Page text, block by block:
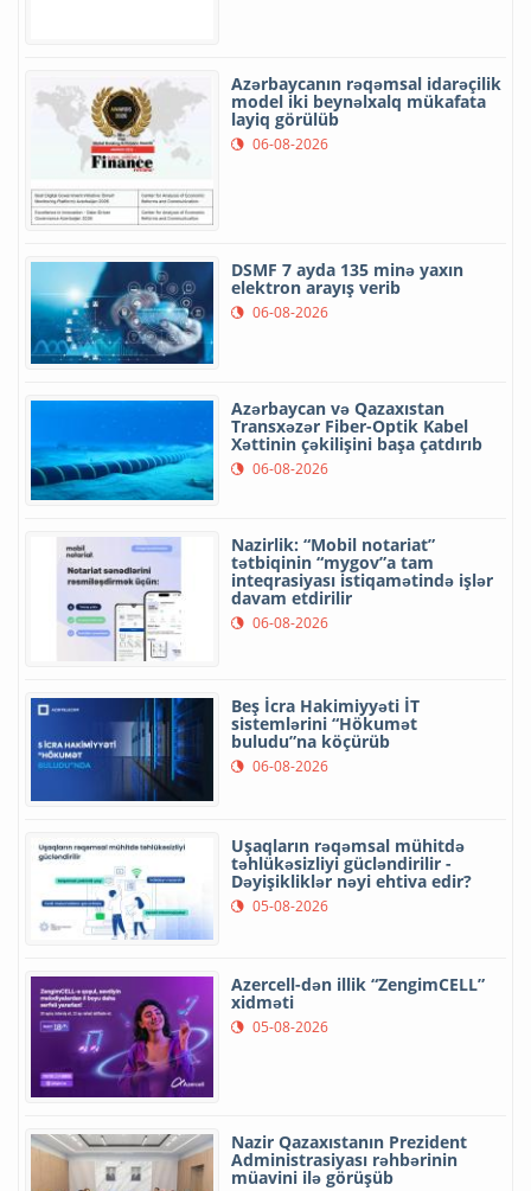
Azərbaycanın rəqəmsal idarəçilik
model iki beynəlxalq mükafata
layiq görülüb
06-08-2026
DSMF 7 ayda 135 minə yaxın
elektron arayış verib
06-08-2026
Azərbaycan və Qazaxıstan
Transxəzər Fiber-Optik Kabel
Xəttinin çəkilişini başa çatdırıb
06-08-2026
Nazirlik: “Mobil notariat”
tətbiqinin “mygov”a tam
inteqrasiyası istiqamətində işlər
davam etdirilir
06-08-2026
Beş İcra Hakimiyyəti İT
sistemlərini “Hökumət
buludu”na köçürüb
06-08-2026
Uşaqların rəqəmsal mühitdə
təhlükəsizliyi gücləndirilir -
Dəyişikliklər nəyi ehtiva edir?
05-08-2026
Azercell-dən illik “ZengimCELL”
xidməti
05-08-2026
Nazir Qazaxıstanın Prezident
Administrasiyası rəhbərinin
müavini ilə görüşüb